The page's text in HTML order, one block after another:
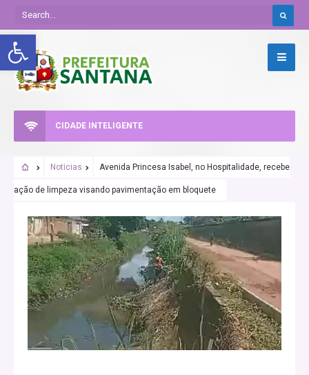
Abrir a barra de ferramentas
CIDADE INTELIGENTE
Noticias Avenida Princesa Isabel, no Hospitalidade, recebe
ação de limpeza visando pavimentação em bloquete